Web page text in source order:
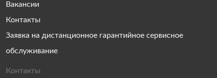
Вакансии
Контакты
Заявка на дистанционное гарантийное сервисное
обслуживание
Контакты